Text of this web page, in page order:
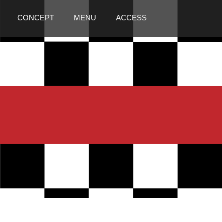
CONCEPT MENU ACCESS